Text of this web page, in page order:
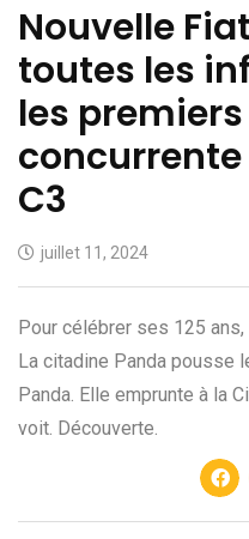
Nouvelle
toutes les
les
C3
juillet 11, 2024
Pour célébrer ses 125
La citadine Panda pousse
Panda. Elle emprunte à la
voit. Découverte.